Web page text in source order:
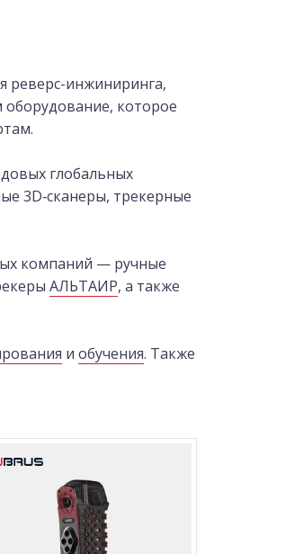
реверс-инжиниринга,
которое
глобальных
3D‑сканеры, трекерные
компаний — ручные
АЛЬТАИР, а также
и обучения. Также